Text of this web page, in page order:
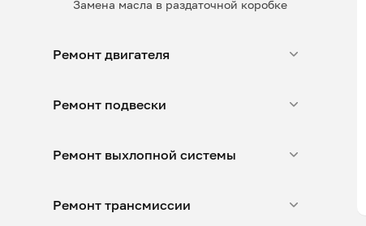
Замена масла в раздаточной коробке
Ремонт двигателя
Ремонт подвески
Ремонт выхлопной системы
Ремонт трансмиссии